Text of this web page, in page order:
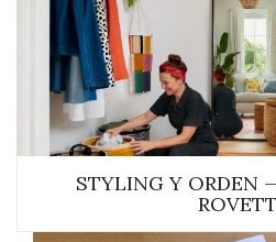
STYLING Y ORDEN